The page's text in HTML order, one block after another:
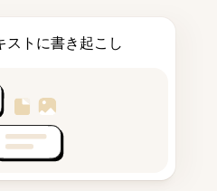
ストに書き起こし